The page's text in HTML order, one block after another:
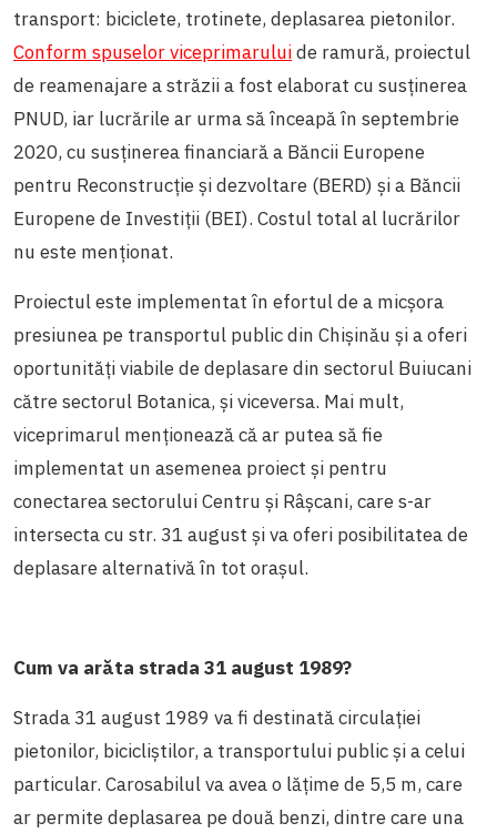
transport: biciclete, trotinete, deplasarea pietonilor.
Conform spuselor viceprimaruluide ramură, proiectul
de reamenajare a străzii a fost elaborat cu susținerea
PNUD, iar lucrările ar urma să înceapă în septembrie
2020, cu susținerea financiară a Băncii Europene
pentru Reconstrucție și dezvoltare (BERD) și a Băncii
Europene de Investiții (BEI). Costul total al lucrărilor
nu este menționat.
Proiectul este implementat în efortul de a micșora
presiunea pe transportul public din Chișinău și a oferi
oportunități viabile de deplasare din sectorul Buiucani
către sectorul Botanica, și viceversa. Mai mult,
viceprimarul menționează că ar putea să fie
implementat un asemenea proiect și pentru
conectarea sectorului Centru și Râșcani, care s-ar
intersecta cu str. 31 august și va oferi posibilitatea de
deplasare alternativă în tot orașul.
Cum va arăta strada 31 august 1989?
Strada 31 august 1989 va fi destinată circulației
pietonilor, bicicliștilor, a transportului public și a celui
particular. Carosabilul va avea o lățime de 5,5 m, care
ar permite deplasarea pe două benzi, dintre care una